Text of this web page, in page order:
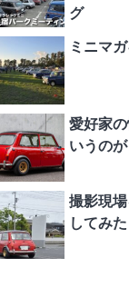
グ
ミニマ
愛好家
いうの
撮影現
してみた